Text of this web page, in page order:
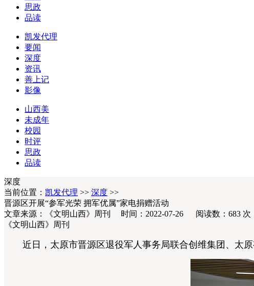
思政
品读
凯发代理
要闻
深度
资讯
善上记
影像
山西美
未成年
校园
时评
思政
品读
深度
当前位置： 凯发代理 >> 深度 >>
晋源区开展“参军光荣 拥军优属”家电捐赠活动
文章来源：《文明山西》周刊 时间：2022-07-26 阅读数： 683 次
《文明山西》周刊
近日，太原市晋源区退役军人事务局联合创维集团、太原